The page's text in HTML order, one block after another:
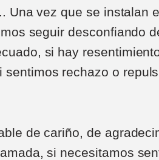
Una vez que se instalan
seguir desconfiando
si hay
rechazo o
de cariño, de
si necesitamos